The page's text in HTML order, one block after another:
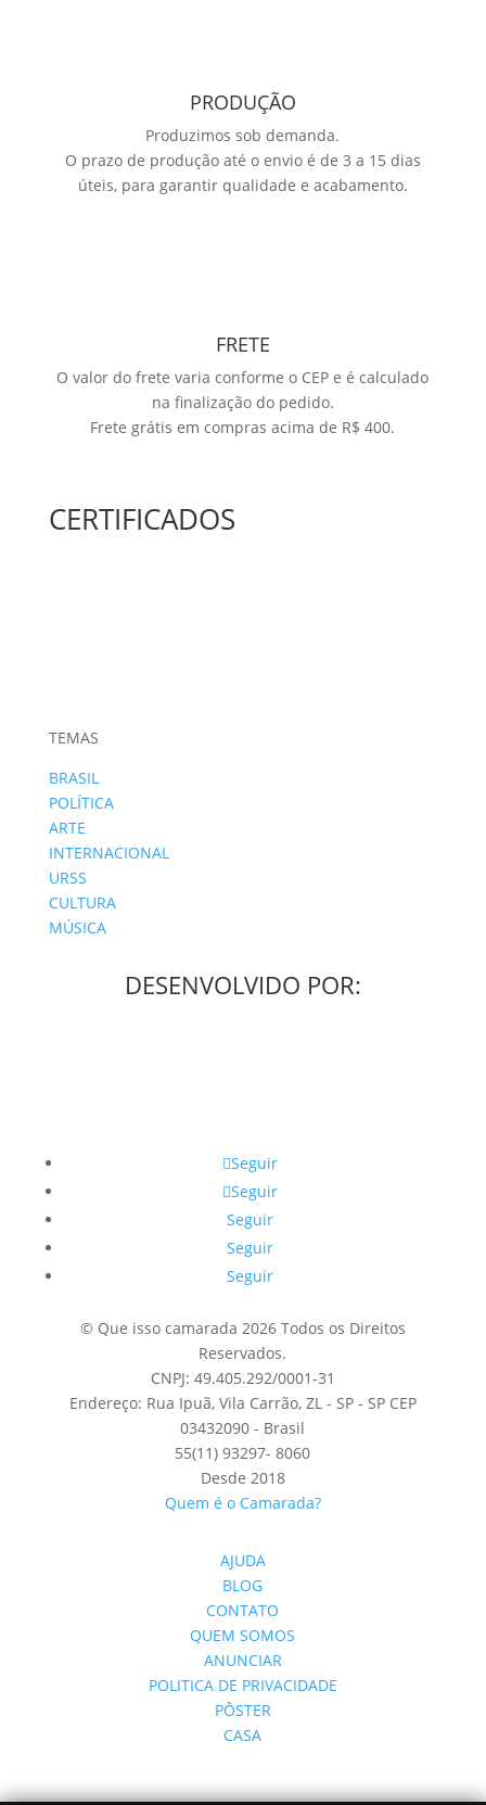
PRODUÇÃO
Produzimos sob demanda.
O prazo de produção até o envio é de 3 a 15 dias
úteis, para garantir qualidade e acabamento.
FRETE
O valor do frete varia conforme o CEP e é calculado
na finalização do pedido.
Frete grátis em compras acima de R$ 400.
CERTIFICADOS
TEMAS
BRASIL
POLÍTICA
ARTE
INTERNACIONAL
URSS
CULTURA
MÚSICA
DESENVOLVIDO POR:
Seguir
Seguir
Seguir
Seguir
Seguir
© Que isso camarada 2026 Todos os Direitos
Reservados.
CNPJ: 49.405.292/0001-31
Endereço: Rua Ipuã, Vila Carrão, ZL - SP - SP CEP
03432090 - Brasil
55(11) 93297- 8060
Desde 2018
Quem é o Camarada?
AJUDA
BLOG
CONTATO
QUEM SOMOS
ANUNCIAR
POLITICA DE PRIVACIDADE
PÔSTER
CASA